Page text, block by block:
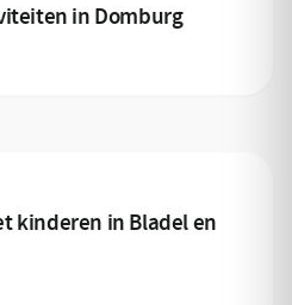
in Domburg
kinderen in Bladel en